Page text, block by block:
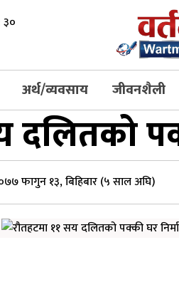
अर्थ/व्यवसाय जीवनशैली
दलितको
फागुन १३, बिहिबार (५ साल अघि)